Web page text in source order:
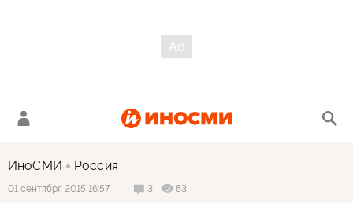
ИноСМИ Россия
01 сентября 2015 16:57 3 83